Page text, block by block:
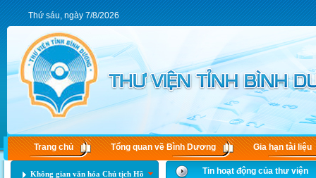
Thứ sáu, ngày 7/8/2026
Trang chủ Tổng quan về Bình Dương Gia hạn tài liệu
Không gian văn hóa Chủ tịch Hồ
Tin hoạt động của thư viện